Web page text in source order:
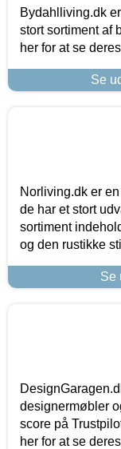
Bydahlliving.dk
stort sortiment af
her for at se
Se
Norliving.dk er
de har et stort
sortiment
og den rustikke
Se
designermøbler
score på
her for at se